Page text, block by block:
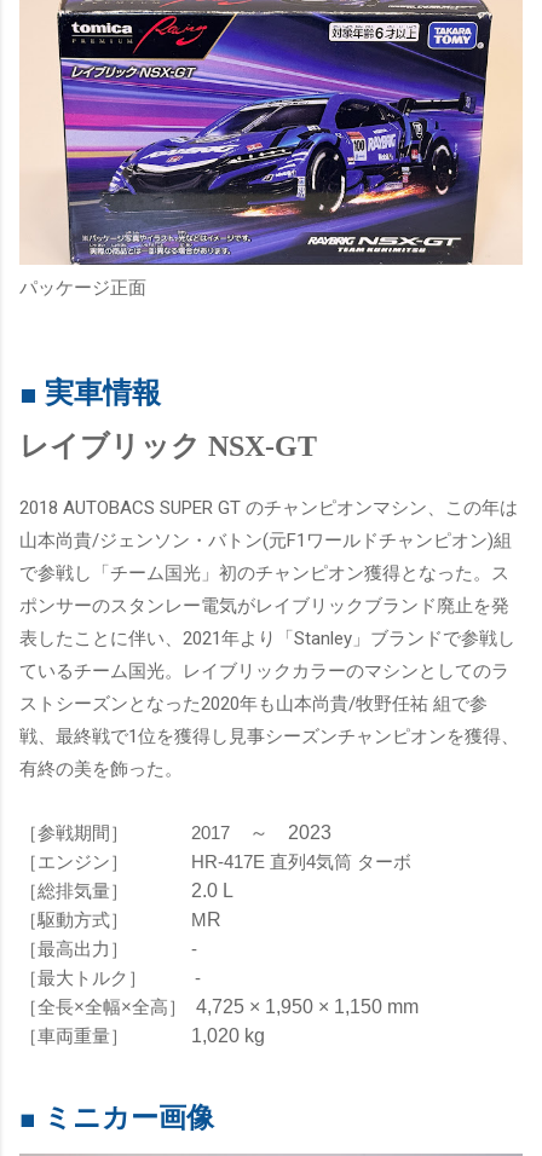
パッケージ正面
■ 実車情報
レイブリック NSX-GT
2018 AUTOBACS SUPER GT のチャンピオンマシン、この年は
山本尚貴/ジェンソン・バトン(元F1ワールドチャンピオン)組
で参戦し「チーム国光」初のチャンピオン獲得となった。ス
ポンサーのスタンレー電気がレイブリックブランド廃止を発
表したことに伴い、2021年より「Stanley」ブランドで参戦し
ているチーム国光。レイブリックカラーのマシンとしてのラ
ストシーズンとなった2020年も山本尚貴/牧野任祐 組で参
戦、最終戦で1位を獲得し見事シーズンチャンピオンを獲得、
有終の美を飾った。
［参戦期間］ 2017 ～
2023
［エンジン］
HR-417E 直列4気筒 ターボ
［総排気量］
2.0 L
［駆動方式］
MR
［最高出力］
-
［最大トルク］
-
［全長×全幅×全高］ 4,725 × 1,950 × 1,150 mm
［車両重量］
1,020 kg
■ ミニカー画像